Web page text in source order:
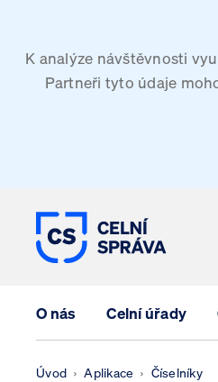
K analýze návštěvnosti
Partneři tyto údaje
O nás Celní úřady
Úvod Aplikace Číselníky